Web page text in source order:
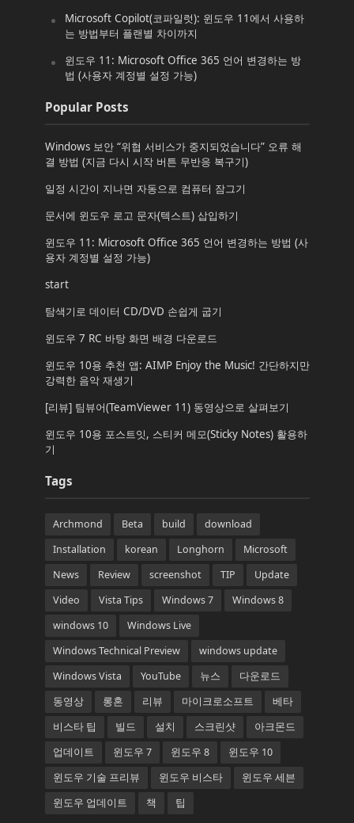
Microsoft Copilot(코파일럿): 윈도우 11에서 사용하
는 방법부터 플랜별 차이까지
윈도우 11: Microsoft Office 365 언어 변경하는 방
법 (사용자 계정별 설정 가능)
Popular Posts
Windows 보안 “위협 서비스가 중지되었습니다” 오류 해
결 방법 (지금 다시 시작 버튼 무반응 복구기)
일정 시간이 지나면 자동으로 컴퓨터 잠그기
문서에 윈도우 로고 문자(텍스트) 삽입하기
윈도우 11: Microsoft Office 365 언어 변경하는 방법 (사
용자 계정별 설정 가능)
start
탐색기로 데이터 CD/DVD 손쉽게 굽기
윈도우 7 RC 바탕 화면 배경 다운로드
윈도우 10용 추천 앱: AIMP Enjoy the Music! 간단하지만
강력한 음악 재생기
[리뷰] 팀뷰어(TeamViewer 11) 동영상으로 살펴보기
윈도우 10용 포스트잇, 스티커 메모(Sticky Notes) 활용하
기
Tags
Archmond Beta build
download
Installation
korean Longhorn
Microsoft
News
Review screenshot TIP
Update
Video
Vista Tips Windows 7
Windows 8
windows 10
Windows Live
Windows Technical Preview
windows update
Windows Vista
YouTube 뉴스
다운로드
동영상
롱혼 리뷰 마이크로소프트
베타
비스타 팁
빌드 설치 스크린샷
아크몬드
업데이트
윈도우 7 윈도우 8
윈도우 10
윈도우 기술 프리뷰
윈도우 비스타
윈도우 세븐
윈도우 업데이트
책 팁